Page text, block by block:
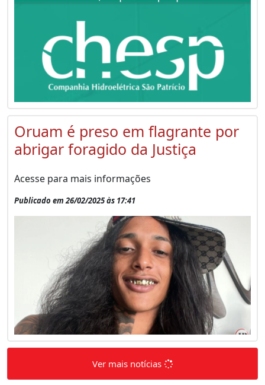
Oruam é preso em flagrante por
abrigar foragido da Justiça
Acesse para mais informações
Publicado em 26/02/2025 às 17:41
Ver mais notícias